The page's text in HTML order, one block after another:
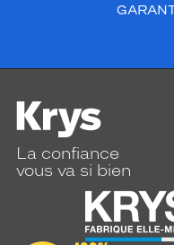
La confiance
vous va si bien